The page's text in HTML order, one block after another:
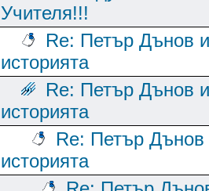
Учителя!!!
Re: Петър Дънов и
историята
Re: Петър Дънов и
историята
Re: Петър Дънов
историята